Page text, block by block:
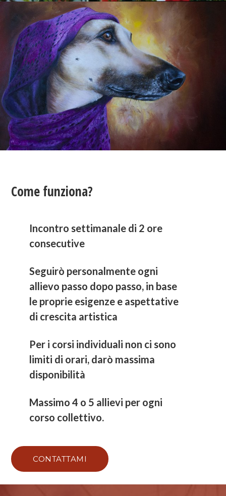
Come funziona?
Incontro settimanale di 2 ore
consecutive
Seguirò personalmente ogni
allievo passo dopo passo, in base
le proprie esigenze e aspettative
di crescita artistica
Per i corsi individuali non ci sono
limiti di orari, darò massima
disponibilità
Massimo 4 o 5 allievi per ogni
corso collettivo.
CONTATTAMI